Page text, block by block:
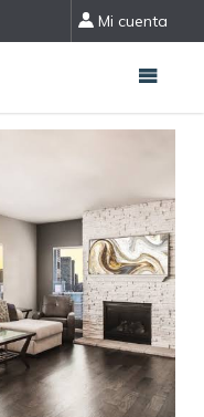
Mi cuenta